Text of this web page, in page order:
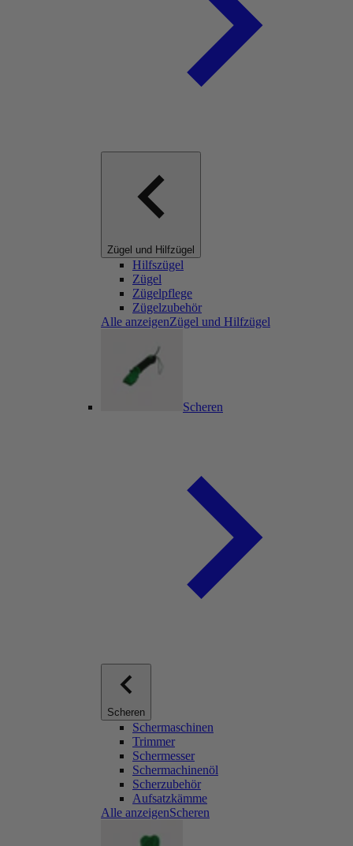
Zügel und Hilfzügel
Hilfszügel
Zügel
Zügelpflege
Zügelzubehör
Alle anzeigenZügel und Hilfzügel
Scheren
Scheren
Schermaschinen
Trimmer
Schermesser
Schermachinenöl
Scherzubehör
Aufsatzkämme
Alle anzeigenScheren